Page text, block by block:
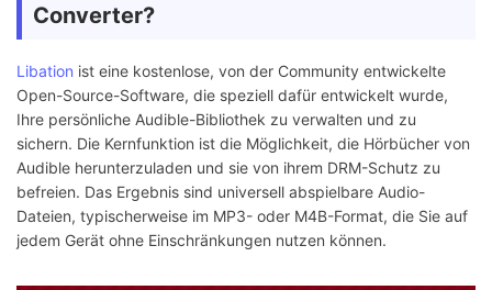
Converter?
Libation ist eine kostenlose, von der Community entwickelte
Open-Source-Software, die speziell dafür entwickelt wurde,
Ihre persönliche Audible-Bibliothek zu verwalten und zu
sichern. Die Kernfunktion ist die Möglichkeit, die Hörbücher von
Audible herunterzuladen und sie von ihrem DRM-Schutz zu
befreien. Das Ergebnis sind universell abspielbare Audio-
Dateien, typischerweise im MP3- oder M4B-Format, die Sie auf
jedem Gerät ohne Einschränkungen nutzen können.